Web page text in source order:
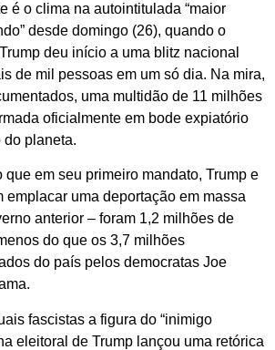
é o clima na autointitulada “maior
desde domingo (26), quando o
deu início a uma blitz nacional
de mil pessoas em um só dia. Na mira,
uma multidão de 11 milhões
oficialmente em bode expiatório
do planeta.
que em seu primeiro mandato, Trump e
emplacar uma deportação em massa
anterior – foram 1,2 milhões de
do que os 3,7 milhões
do país pelos democratas Joe
fascistas a figura do “inimigo
eleitoral de Trump lançou uma retórica